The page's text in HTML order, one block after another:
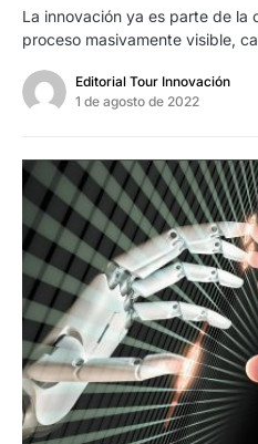
La innovación ya es parte de la
proceso masivamente visible,
Editorial Tour Innovación
1 de agosto de 2022